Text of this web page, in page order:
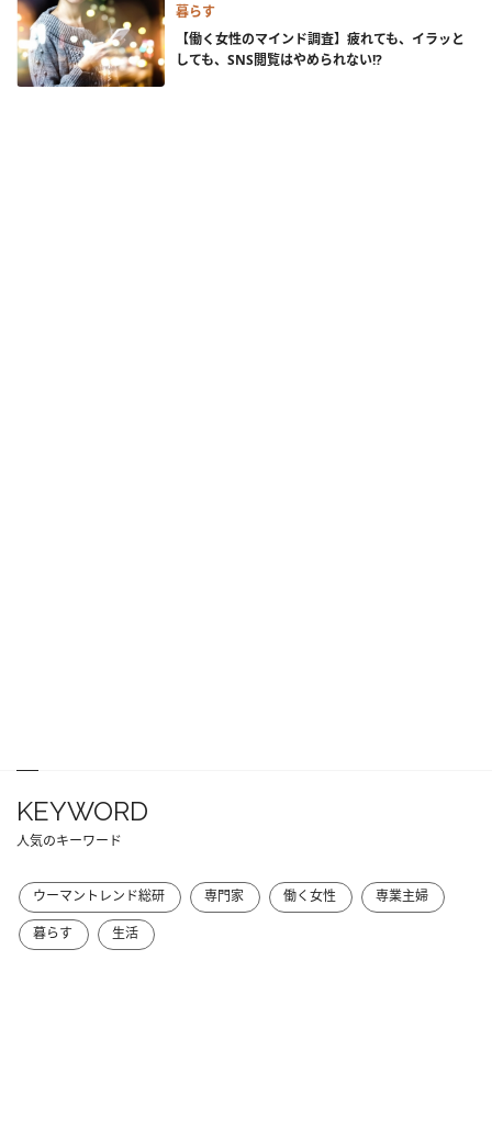
暮らす
【働く女性のマインド調査】疲れても、イラッと
しても、SNS閲覧はやめられない!?
KEYWORD
人気のキーワード
ウーマントレンド総研 専門家 働く女性
専業主婦
暮らす
生活